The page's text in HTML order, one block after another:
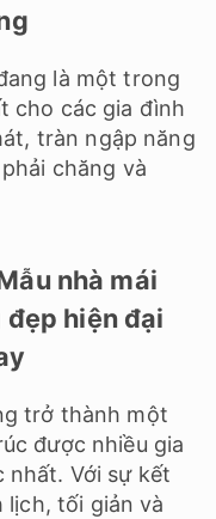
là một trong
cho các gia đình
tràn ngập năng
chăng và
nhà mái
đẹp hiện đại
trở thành một
được nhiều gia
nhất. Với sự kết
lịch, tối giản và